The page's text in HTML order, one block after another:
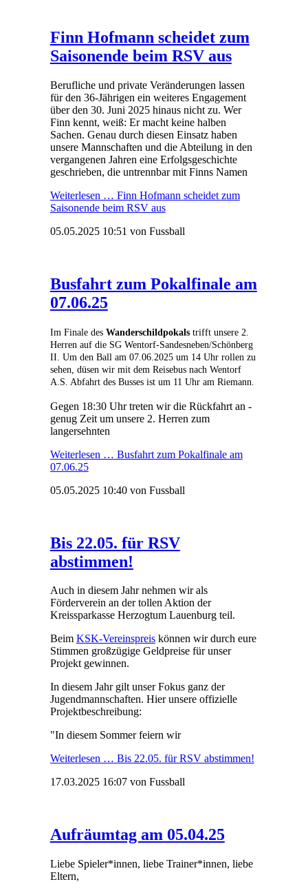
Finn Hofmann scheidet zum
Saisonende beim RSV aus
Berufliche und private Veränderungen lassen
für den 36-Jährigen ein weiteres Engagement
über den 30. Juni 2025 hinaus nicht zu. Wer
Finn kennt, weiß: Er macht keine halben
Sachen. Genau durch diesen Einsatz haben
unsere Mannschaften und die Abteilung in den
vergangenen Jahren eine Erfolgsgeschichte
geschrieben, die untrennbar mit Finns Namen
Weiterlesen … Finn Hofmann scheidet zum
Saisonende beim RSV aus
05.05.2025 10:51 von Fussball
Busfahrt zum Pokalfinale am
07.06.25
Im Finale des Wanderschildpokalstrifft unsere 2.
Herren auf die SG Wentorf-Sandesneben/Schönberg
II. Um den Ball am 07.06.2025 um 14 Uhr rollen zu
sehen, düsen wir mit dem Reisebus nach Wentorf
A.S. Abfahrt des Busses ist um 11 Uhr am Riemann.
Gegen 18:30 Uhr treten wir die Rückfahrt an -
genug Zeit um unsere 2. Herren zum
langersehnten
Weiterlesen … Busfahrt zum Pokalfinale am
07.06.25
05.05.2025 10:40von Fussball
Bis 22.05. für RSV
abstimmen!
Auch in diesem Jahr nehmen wir als
Förderverein an der tollen Aktion der
Kreissparkasse Herzogtum Lauenburg teil.
Beim KSK-Vereinspreiskönnen wir durch eure
Stimmen großzügige Geldpreise für unser
Projekt gewinnen.
In diesem Jahr gilt unser Fokus ganz der
Jugendmannschaften. Hier unsere offizielle
Projektbeschreibung:
"In diesem Sommer feiern wir
Weiterlesen … Bis 22.05. für RSV abstimmen!
17.03.2025 16:07von Fussball
Aufräumtag am 05.04.25
Liebe Spieler*innen, liebe Trainer*innen, liebe
Eltern,